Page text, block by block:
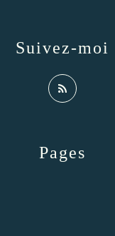
Pages
Suivez-moi